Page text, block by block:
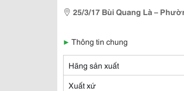
25/3/17 Bùi Quang Là –
▶ Thông tin chung
Hãng sản xuất
Xuất xứ